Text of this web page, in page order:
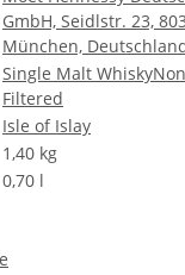
GmbH, Seidlstr. 23,
München,
Single Malt Whisky
Filtered
Isle of Islay
1,40 kg
0,70 l